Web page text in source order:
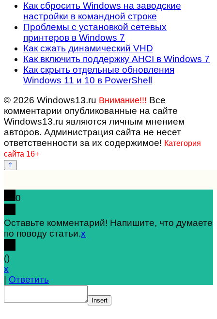
Как сбросить Windows на заводские
настройки в командной строке
Проблемы с установкой сетевых
принтеров в Windows 7
Как сжать динамический VHD
Как включить поддержку AHCI в Windows 7
Как скрыть отдельные обновления
Windows 11 и 10 в PowerShell
© 2026 Windows13.ru Внимание!!! Все
комментарии опубликованные на сайте
Windows13.ru являются личным мнением
авторов. Администрация сайта не несет
ответственности за их содержимое! Категория
сайта 16+
0
Оставьте комментарий! Напишите, что думаете
по поводу статьи.x
()
x
Ответить
Insert